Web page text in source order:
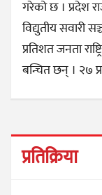
गरेको छ । प्रदेश
विद्युतीय सवारी
प्रतिशत जनता
बन्चित छन् । २७
प्रतिक्रिया